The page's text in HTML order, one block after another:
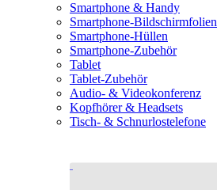
Smartphone & Handy
Smartphone-Bildschirmfolien
Smartphone-Hüllen
Smartphone-Zubehör
Tablet
Tablet-Zubehör
Audio- & Videokonferenz
Kopfhörer & Headsets
Tisch- & Schnurlostelefone